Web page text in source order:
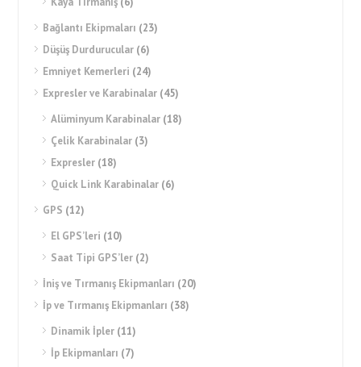
Bağlantı Ekipmaları (23)
Düşüş Durdurucular (6)
Emniyet Kemerleri (24)
Expresler ve Karabinalar (45)
Alüminyum Karabinalar (18)
Çelik Karabinalar (3)
Expresler (18)
Quick Link Karabinalar (6)
GPS (12)
El GPS’leri (10)
Saat Tipi GPS’ler (2)
İniş ve Tırmanış Ekipmanları (20)
İp ve Tırmanış Ekipmanları (38)
Dinamik İpler (11)
İp Ekipmanları (7)